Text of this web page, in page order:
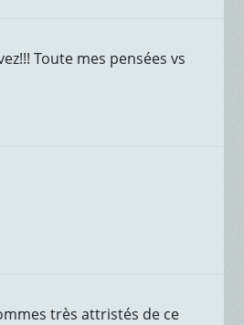
Toute mes pensées vs
très attristés de ce